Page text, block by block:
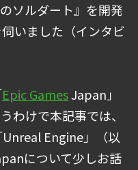
のソルダート』を開発
いました（インタビ
Epic GamesJapan」
わけで本記事では、
Engine」（以
について少しお話